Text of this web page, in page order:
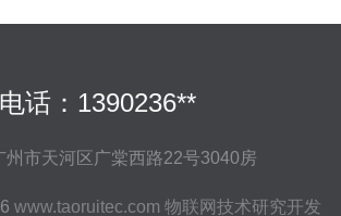
电话：1390236**
州市天河区广棠西路22号3040房
www.taoruitec.com 物联网技术研究开发